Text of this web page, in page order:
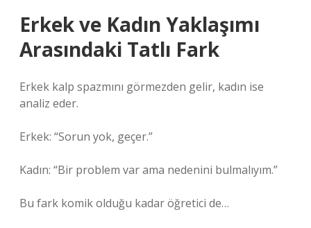
Erkek ve Kadın Yaklaşımı
Arasındaki Tatlı Fark
Erkek kalp spazmını görmezden gelir, kadın ise
analiz eder.
Erkek: “Sorun yok, geçer.”
Kadın: “Bir problem var ama nedenini bulmalıyım.”
Bu fark komik olduğu kadar öğretici de…